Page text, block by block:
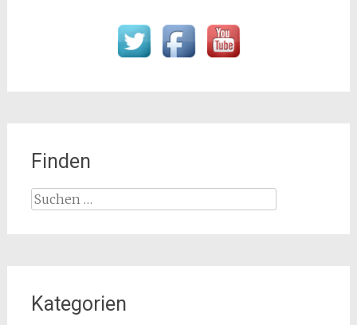
Finden
Suchen
nach:
Kategorien